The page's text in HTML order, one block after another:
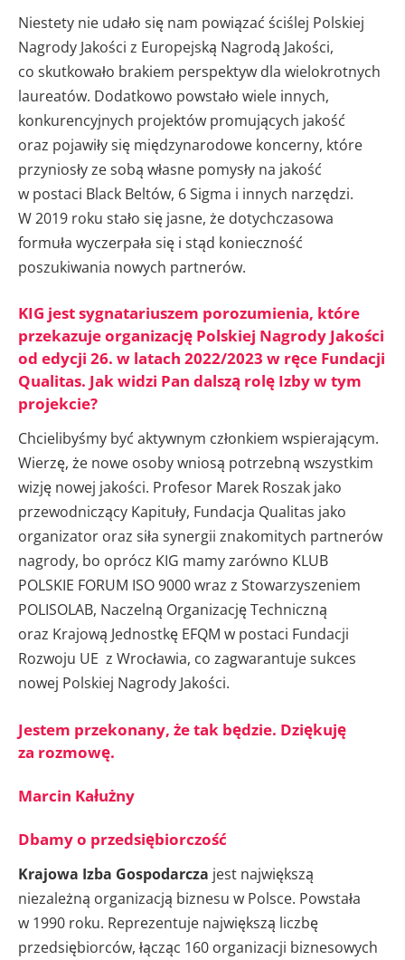
Niestety nie udało się nam powiązać ściślej Polskiej
Nagrody Jakości z Europejską Nagrodą Jakości,
co skutkowało brakiem perspektyw dla wielokrotnych
laureatów. Dodatkowo powstało wiele innych,
konkurencyjnych projektów promujących jakość
oraz pojawiły się międzynarodowe koncerny, które
przyniosły ze sobą własne pomysły na jakość
w postaci Black Beltów, 6 Sigma i innych narzędzi.
W 2019 roku stało się jasne, że dotychczasowa
formuła wyczerpała się i stąd konieczność
poszukiwania nowych partnerów.
KIG jest sygnatariuszem porozumienia, które
przekazuje organizację Polskiej Nagrody Jakości
od edycji 26. w latach 2022/2023 w ręce Fundacji
Qualitas. Jak widzi Pan dalszą rolę Izby w tym
projekcie?
Chcielibyśmy być aktywnym członkiem wspierającym.
Wierzę, że nowe osoby wniosą potrzebną wszystkim
wizję nowej jakości. Profesor Marek Roszak jako
przewodniczący Kapituły, Fundacja Qualitas jako
organizator oraz siła synergii znakomitych partnerów
nagrody, bo oprócz KIG mamy zarówno KLUB
POLSKIE FORUM ISO 9000 wraz z Stowarzyszeniem
POLISOLAB, Naczelną Organizację Techniczną
oraz Krajową Jednostkę EFQM w postaci Fundacji
Rozwoju UE z Wrocławia, co zagwarantuje sukces
nowej Polskiej Nagrody Jakości.
Jestem przekonany, że tak będzie. Dziękuję
za rozmowę.
Marcin Kałużny
Dbamy o przedsiębiorczość
Krajowa Izba Gospodarcza jest największą
niezależną organizacją biznesu w Polsce. Powstała
w 1990 roku. Reprezentuje największą liczbę
przedsiębiorców, łącząc 160 organizacji biznesowych